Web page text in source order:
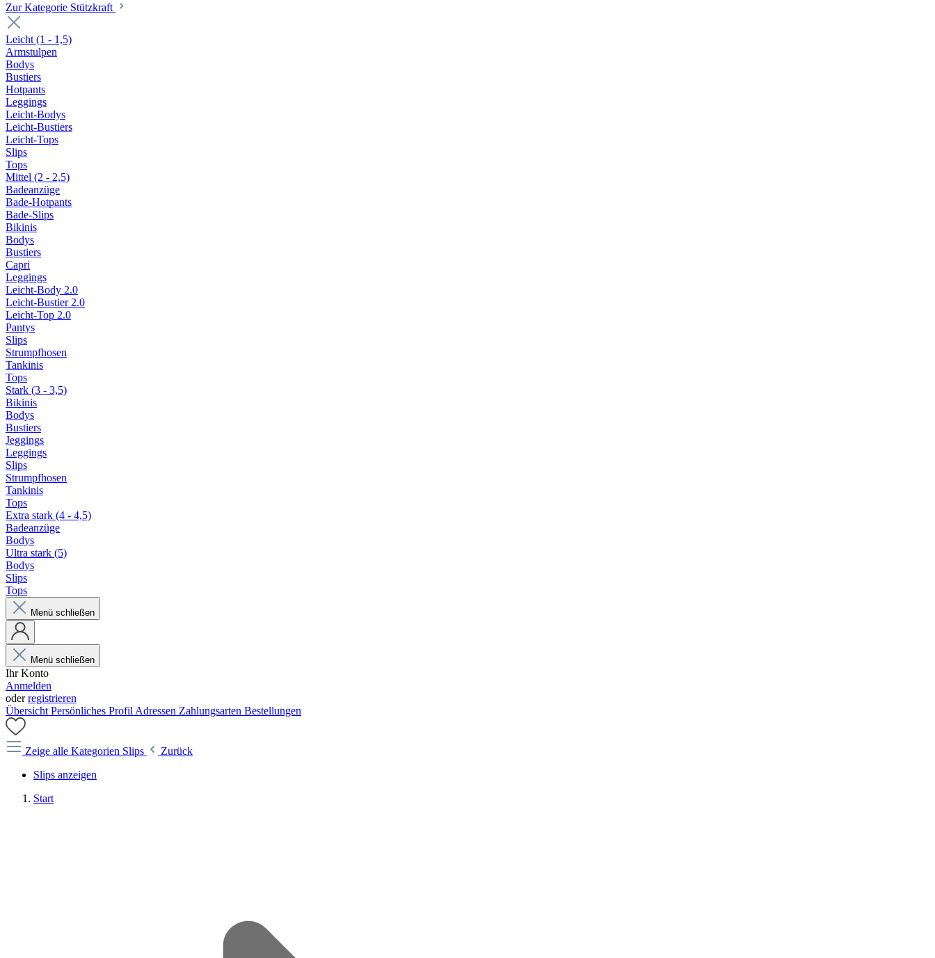
Zur Kategorie Stützkraft
Leicht (1 - 1,5)
Armstulpen
Bodys
Bustiers
Hotpants
Leggings
Leicht-Bodys
Leicht-Bustiers
Leicht-Tops
Slips
Tops
Mittel (2 - 2,5)
Badeanzüge
Bade-Hotpants
Bade-Slips
Bikinis
Bodys
Bustiers
Capri
Leggings
Leicht-Body 2.0
Leicht-Bustier 2.0
Leicht-Top 2.0
Pantys
Slips
Strumpfhosen
Tankinis
Tops
Stark (3 - 3,5)
Bikinis
Bodys
Bustiers
Jeggings
Leggings
Slips
Strumpfhosen
Tankinis
Tops
Extra stark (4 - 4,5)
Badeanzüge
Bodys
Ultra stark (5)
Bodys
Slips
Tops
Menü schließen
Menü schließen
Ihr Konto
Anmelden
oderregistrieren
Übersicht Persönliches Profil Adressen Zahlungsarten Bestellungen
Zeige alle Kategorien Slips
Zurück
Slips anzeigen
Start